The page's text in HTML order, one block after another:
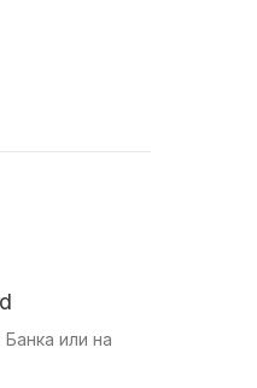
или на